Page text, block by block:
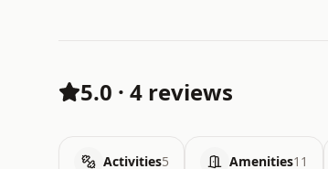
5.0 · 4 reviews
Activities5 Amenities11